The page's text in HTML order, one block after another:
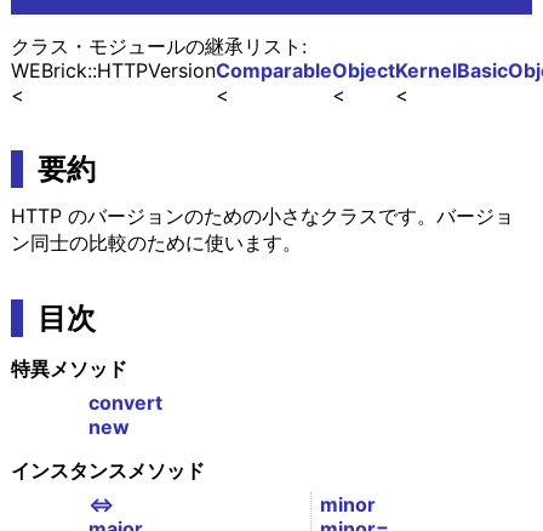
クラス・モジュールの継承リスト:
Kernel
Object
Comparable
WEBrick::HTTPVersion
要約
HTTP のバージョンのための小さなクラスです。バージョ
ン同士の比較のために使います。
目次
特異メソッド
convert
new
インスタンスメソッド
<=>
minor